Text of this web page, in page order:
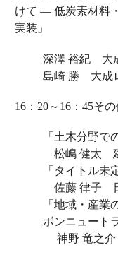
けて ― 低炭素材料
実装」
深澤 裕紀 大
島崎 勝 大成
16：20～16：45そ
「土木分野で
松嶋 健太
「タイトル未
佐藤 律子
「地域・産業
ボンニュート
神野 竜之介